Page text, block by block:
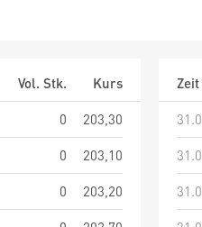
Vol. Stk.
Kurs
0
203,30
0
203,10
0
203,20
Zeit